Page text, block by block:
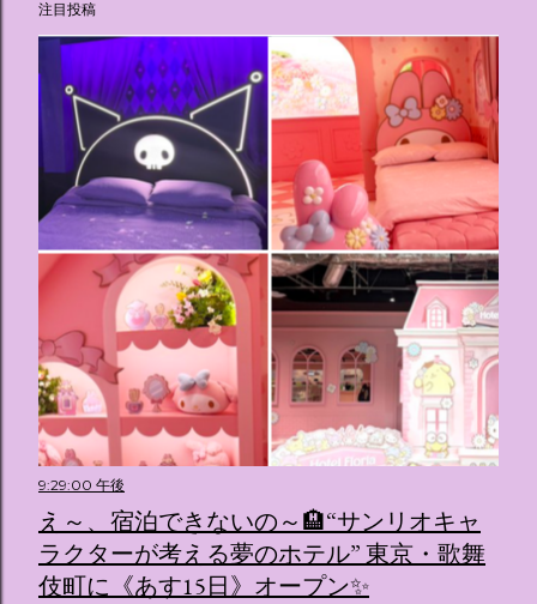
注目投稿
9:29:00 午後
え～、宿泊できないの～🏨“サンリオキャ
ラクターが考える夢のホテル” 東京・歌舞
伎町に《あす15日》オープン✨️